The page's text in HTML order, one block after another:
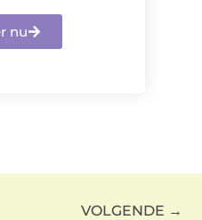
nu
VOLGENDE →